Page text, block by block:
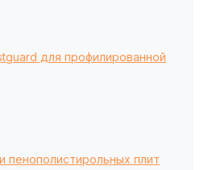
для профилированной
пенополистирольных плит